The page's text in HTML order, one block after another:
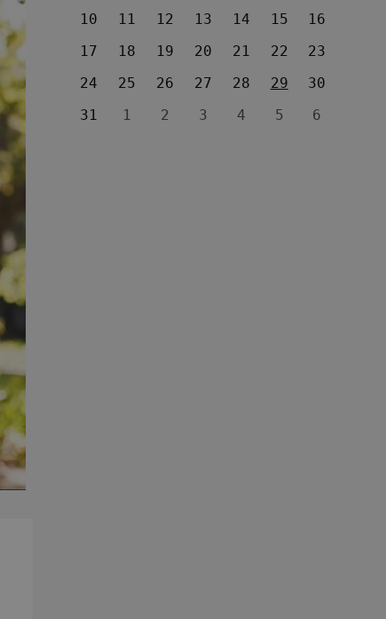
10
11 12 13 14 15
16
17
18 19 20 21 22
23
24
25 26 27 28 29
30
31
1 2 3 4 5 6